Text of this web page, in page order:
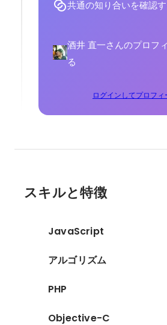
共通の知り合いを確認す
酒井 直一さんのプロフ
る
ログインしてプロフィ
スキルと特徴
JavaScript
アルゴリズム
PHP
Objective-C